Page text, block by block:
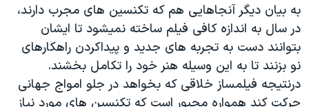
به بيان ديگر آنجاهايی هم که تکنسين های مجرب دارند،
در سال به اندازه کافی فيلم ساخته نميشود تا ايشان
بتوانند دست به تجربه های جديد و پيداکردن راهکارهای
نو بزنند تا به اين وسيله هنر خود را تکامل بخشند.
درنتيجه فيلمساز خلاقی که بخواهد در جلو امواج جهانی
حرکت کند همواره مجبور است که تکنسين های مورد نياز